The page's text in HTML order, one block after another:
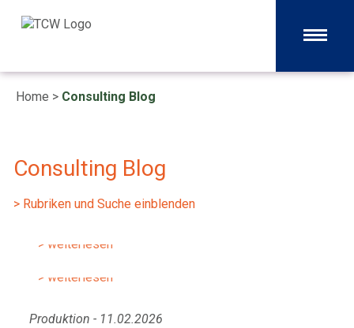
Home > Consulting Blog
Consulting Blog
> Rubriken und Suche einblenden
Produktion - 05.08.2026
Schritte zur Auswahl von KI-Use-
> weiterlesen
Produktion - 15.07.2026
> weiterlesen
Produktion - 11.02.2026